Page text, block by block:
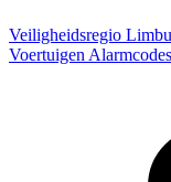
Veiligheidsregio
Voertuigen Alarmcodes